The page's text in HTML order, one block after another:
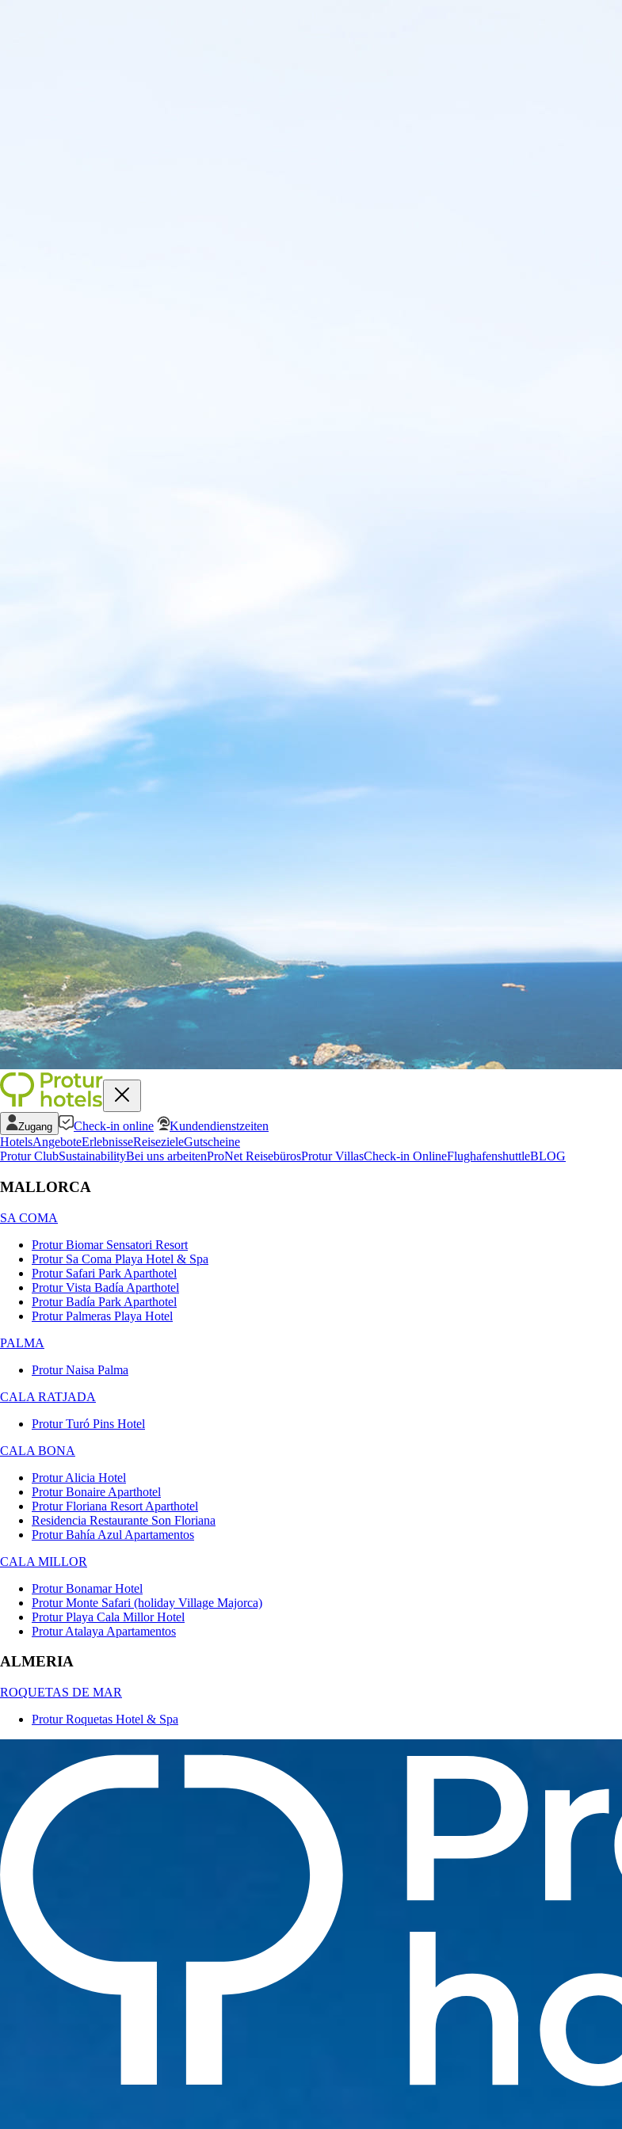
Zugang Check-in online
Kundendienstzeiten
HotelsAngeboteErlebnisseReisezieleGutscheine
Protur ClubSustainabilityBei uns arbeitenProNet ReisebürosProtur VillasCheck-in OnlineFlughafenshuttleBLOG
MALLORCA
SA COMA
Protur Biomar Sensatori Resort
Protur Sa Coma Playa Hotel & Spa
Protur Safari Park Aparthotel
Protur Vista Badía Aparthotel
Protur Badía Park Aparthotel
Protur Palmeras Playa Hotel
PALMA
Protur Naisa Palma
CALA RATJADA
Protur Turó Pins Hotel
CALA BONA
Protur Alicia Hotel
Protur Bonaire Aparthotel
Protur Floriana Resort Aparthotel
Residencia Restaurante Son Floriana
Protur Bahía Azul Apartamentos
CALA MILLOR
Protur Bonamar Hotel
Protur Monte Safari (holiday Village Majorca)
Protur Playa Cala Millor Hotel
Protur Atalaya Apartamentos
ALMERIA
ROQUETAS DE MAR
Protur Roquetas Hotel & Spa